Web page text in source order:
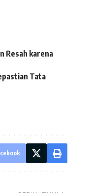
Resah karena
Tata